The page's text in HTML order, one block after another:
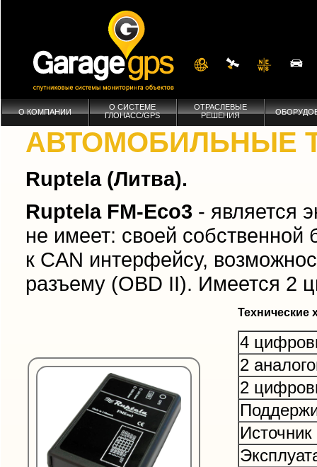
О КОМПАНИИ
О СИСТЕМЕ
ГЛОНАСС/GPS
ОТРАСЛЕВЫЕ
РЕШЕНИЯ
АВТОМОБИЛЬНЫЕ
Ruptela (Литва).
Ruptela FM-Eco3 - является
не имеет: своей
к CAN интерфейсу,
разъему (OBD II). Имеется 2
Технические
4
2
2